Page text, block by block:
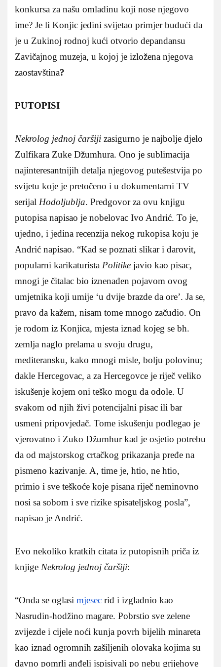
konkursa za našu omladinu koji nose njegovo
ime? Je li Konjic jedini svijetao primjer budući da
je u Zukinoj rodnoj kući otvorio depandansu
Zavičajnog muzeja, u kojoj je izložena njegova
zaostavština?
PUTOPISI
Nekrolog jednoj čaršiji zasigurno je najbolje djelo
Zulfikara Zuke Džumhura. Ono je sublimacija
najinteresantnijih detalja njegovog putešestvija po
svijetu koje je pretočeno i u dokumentarni TV
serijal Hodoljublja. Predgovor za ovu knjigu
putopisa napisao je nobelovac Ivo Andrić. To je,
ujedno, i jedina recenzija nekog rukopisa koju je
Andrić napisao. “Kad se poznati slikar i darovit,
popularni karikaturista Politike javio kao pisac,
mnogi je čitalac bio iznenađen pojavom ovog
umjetnika koji umije ‘u dvije brazde da ore’. Ja se,
pravo da kažem, nisam tome mnogo začudio. On
je rodom iz Konjica, mjesta iznad kojeg se bh.
zemlja naglo prelama u svoju drugu,
mediteransku, kako mnogi misle, bolju polovinu;
dakle Hercegovac, a za Hercegovce je riječ veliko
iskušenje kojem oni teško mogu da odole. U
svakom od njih živi potencijalni pisac ili bar
usmeni pripovjedač. Tome iskušenju podlegao je
vjerovatno i Zuko Džumhur kad je osjetio potrebu
da od majstorskog crtačkog prikazanja pređe na
pismeno kazivanje. A, time je, htio, ne htio,
primio i sve teškoće koje pisana riječ neminovno
nosi sa sobom i sve rizike spisateljskog posla”,
napisao je Andrić.
Evo nekoliko kratkih citata iz putopisnih priča iz
knjige Nekrolog jednoj čaršiji:
“Onda se oglasi mjesec riđ i izgladnio kao
Nasrudin-hodžino magare. Pobrstio sve zelene
zvijezde i cijele noći kunja povrh bijelih minareta
kao iznad ogromnih zašiljenih olovaka kojima su
davno pomrli anđeli ispisivali po nebu grijehove